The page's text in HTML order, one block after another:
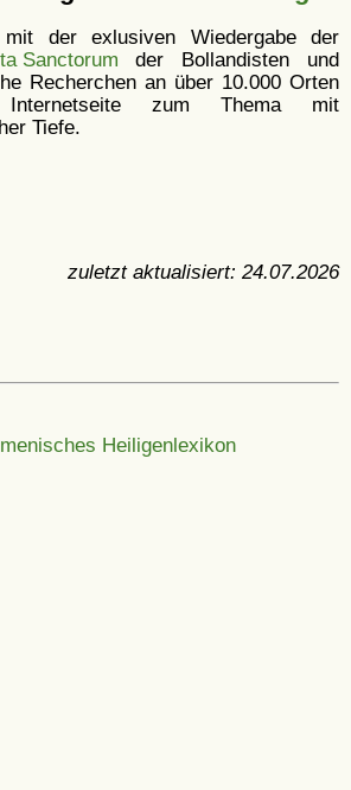
mit der exlusiven Wiedergabe der
Sanctorum der Bollandisten und
Recherchen an über 10.000 Orten
zum Thema mit
Tiefe.
zuletzt aktualisiert: 24.07.2026
Heiligenlexikon